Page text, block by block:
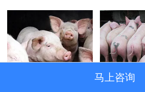
仔猪展示
马上咨询